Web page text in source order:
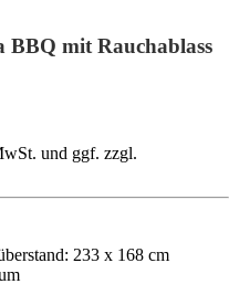
mit Rauchablass
und ggf. zzgl.
: 233 x 168 cm